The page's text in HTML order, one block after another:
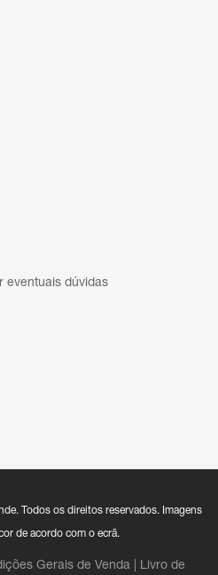
eventuais dúvidas
Todos os direitos reservados. Imagens
de acordo com o ecrã.
Gerais de Venda Livro de